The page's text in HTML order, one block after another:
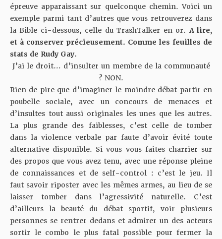
épreuve apparaissant sur quelconque chemin. Voici un
exemple parmi tant d’autres que vous retrouverez dans
la Bible ci-dessous, celle du TrashTalker en or. A lire,
et à conserver précieusement. Comme les feuilles de
stats de Rudy Gay.
J’ai le droit… d’insulter un membre de la communauté
? NON.
Rien de pire que d’imaginer le moindre débat partir en
poubelle sociale, avec un concours de menaces et
d’insultes tout aussi originales les unes que les autres.
La plus grande des faiblesses, c’est celle de tomber
dans la violence verbale par faute d’avoir évité toute
alternative disponible. Si vous vous faites charrier sur
des propos que vous avez tenu, avec une réponse pleine
de connaissances et de self-control : c’est le jeu. Il
faut savoir riposter avec les mêmes armes, au lieu de se
laisser tomber dans l’agressivité naturelle. C’est
d’ailleurs la beauté du débat sportif, voir plusieurs
personnes se rentrer dedans et admirer un des acteurs
sortir le combo le plus fatal possible pour fermer la